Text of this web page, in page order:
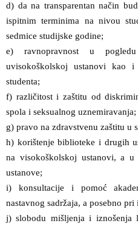
d) da na transparentan način
ispitnim terminima na nivou
sedmice studijske godine;
e) ravnopravnost u
uvisokoškolskoj ustanovi kao
studenta;
f) različitost i zaštitu od
spola i seksualnog uznemiravanja;
g) pravo na zdravstvenu zaštitu u
h) korištenje biblioteke i drugih
na visokoškolskoj ustanovi, a u
ustanove;
i) konsultacije i pomoć
nastavnog sadržaja, a posebno
j) slobodu mišljenja i